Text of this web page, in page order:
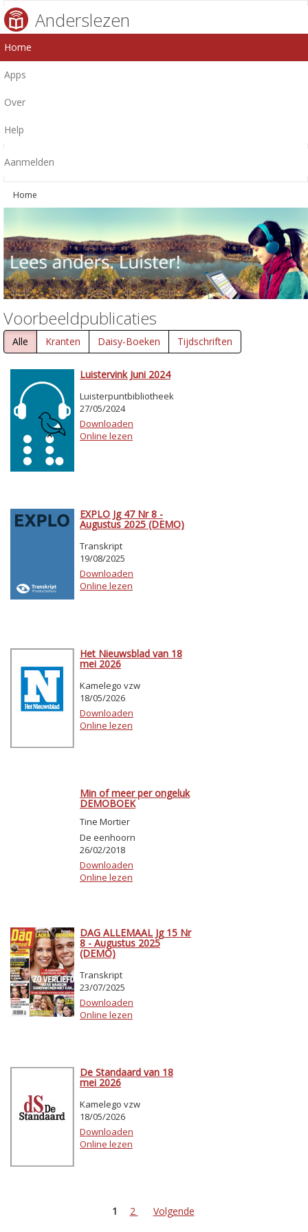
Anderslezen
Home
Apps
Over
Help
Aanmelden
Home
Voorbeeldpublicaties
Alle Kranten Daisy-Boeken Tijdschriften
Luistervink Juni 2024
Luisterpuntbibliotheek
27/05/2024
Downloaden
Online lezen
EXPLO Jg 47 Nr 8 -
Augustus 2025 (DEMO)
Transkript
19/08/2025
Downloaden
Online lezen
Het Nieuwsblad van 18
mei 2026
Kamelego vzw
18/05/2026
Downloaden
Online lezen
Min of meer per ongeluk
DEMOBOEK
Tine Mortier
De eenhoorn
26/02/2018
Downloaden
Online lezen
DAG ALLEMAAL Jg 15 Nr
8 - Augustus 2025
(DEMO)
Transkript
23/07/2025
Downloaden
Online lezen
De Standaard van 18
mei 2026
Kamelego vzw
18/05/2026
Downloaden
Online lezen
1 2 Volgende